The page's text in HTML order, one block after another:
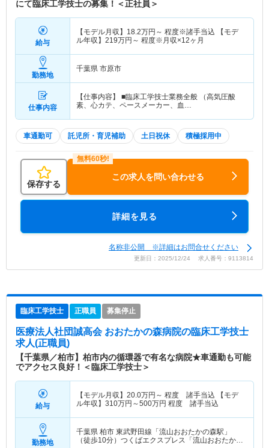
にて臨床工学技士の募集！＜正社員＞
給与
【モデル月収】 18.2万円～ 程度※諸手当込 【モデ
ル年収】 219万円～ 程度※月収×12ヶ月
勤務地
千葉県 市原市
仕事内容
【仕事内容】 ■臨床工学技士業務全般 （高気圧酸
素、心カテ、ペースメーカー、血…
車通勤可 託児所・育児補助 土日祝休 積極採用中
保存する
この求人を問い合わせる
詳細を見る
名称非公開 ※詳細はお問合せください
更新日：2025/12/24 求人番号：9113814
臨床工学技士 正職員 募集停止
医療法人社団誠高会 おおたかの森病院の臨床工学技士
求人(正職員)
【千葉県／柏市】柏市内の循環器で有名な病院★車通勤も可能
でアクセス良好！＜臨床工学技士＞
給与
【モデル月収】 20.0万円～ 程度 諸手当込 【モデ
ル年収】 310万円～500万円 程度 諸手当込
勤務地
千葉県 柏市 東武野田線「流山おおたかの森駅」
（徒歩10分）つくばエクスプレス「流山おおたかの